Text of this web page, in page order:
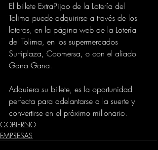
El billete ExtraPijao de la Lotería del
Tolima puede adquirirse a través de los
loteros, en la página web de la Lotería
del Tolima, en los supermercados
Surtiplaza, Coomersa, o con el aliado
Gana Gana.
Adquiera su billete, es la oportunidad
perfecta para adelantarse a la suerte y
convertirse en el próximo millonario.
GOBIERNO
EMPRESAS